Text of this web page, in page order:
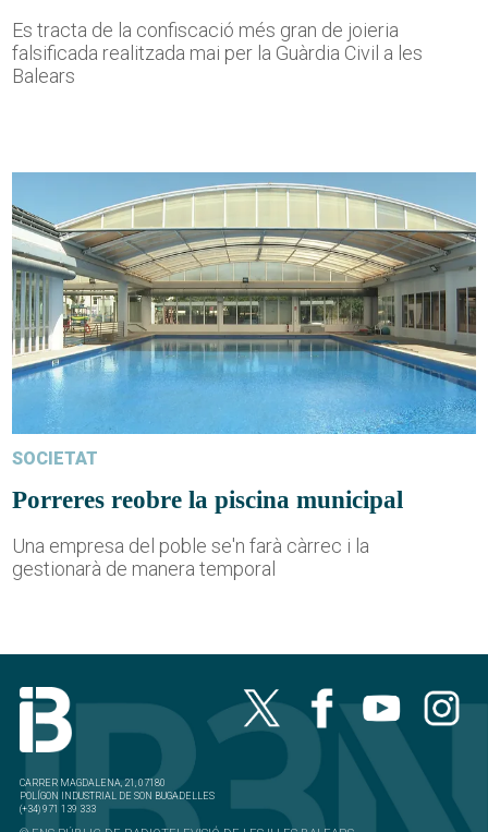
Es tracta de la confiscació més gran de joieria
falsificada realitzada mai per la Guàrdia Civil a les
Balears
SOCIETAT
Porreres reobre la piscina municipal
Una empresa del poble se'n farà càrrec i la
gestionarà de manera temporal
CARRER MAGDALENA, 21, 07180
POLÍGON INDUSTRIAL DE SON BUGADELLES
(+34) 971 139 333